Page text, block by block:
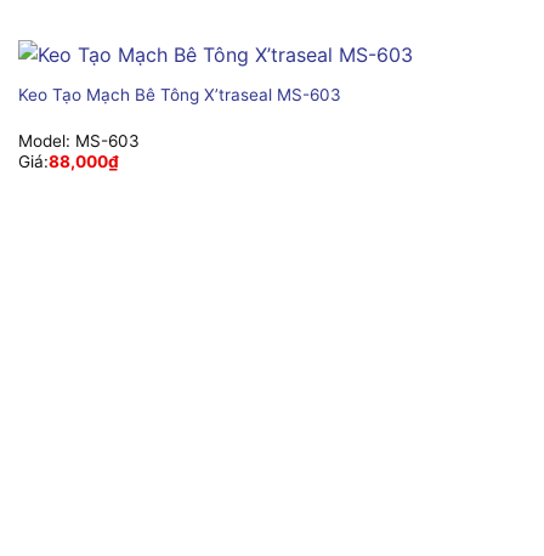
Keo Tạo Mạch Bê Tông X’traseal MS-603
Model: MS-603
Giá:88,000₫